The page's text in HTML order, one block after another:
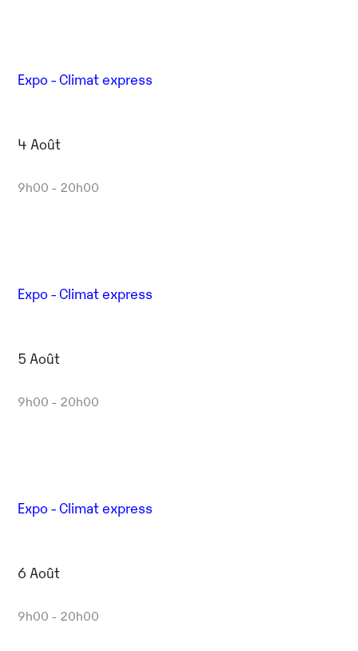
Expo - Climat express
4 Août
9h00 - 20h00
Expo - Climat express
5 Août
9h00 - 20h00
Expo - Climat express
6 Août
9h00 - 20h00